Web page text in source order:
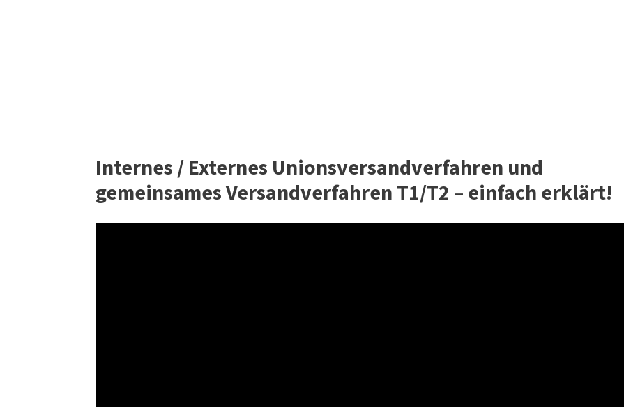
Internes / Externes Unionsversandverfahren und
gemeinsames Versandverfahren T1/T2 – einfach erklärt!